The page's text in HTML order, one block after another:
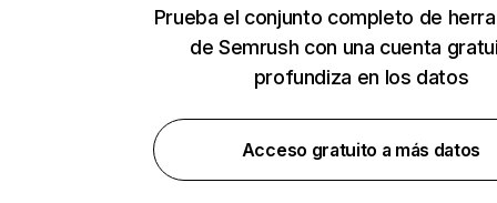
Prueba el conjunto completo de
de Semrush con una cuenta
profundiza en los datos
Acceso gratuito a más datos